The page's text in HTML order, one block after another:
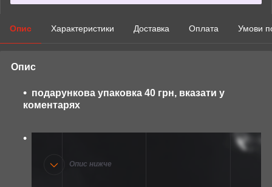
Опис Характеристики Доставка Оплата Умови
Опис
подарункова упаковка 40 грн, вказати у
коментарях
Опис нижче